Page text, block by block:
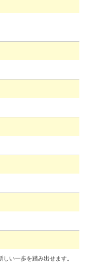
い一歩を踏み出せます。